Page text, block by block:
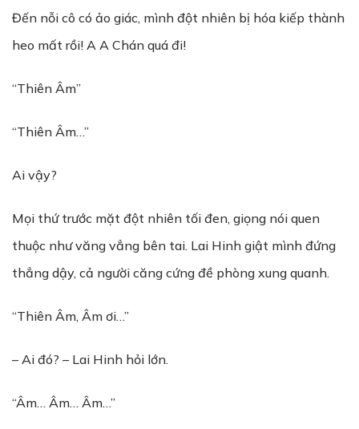
Đến nỗi cô có ảo giác, mình đột nhiên bị hóa kiếp thành
heo mất rồi! A A Chán quá đi!
“Thiên Âm”
“Thiên Âm…”
Ai vậy?
Mọi thứ trước mặt đột nhiên tối đen, giọng nói quen
thuộc như văng vẳng bên tai. Lai Hinh giật mình đứng
thẳng dậy, cả người căng cứng đề phòng xung quanh.
“Thiên Âm, Âm ơi…”
– Ai đó? – Lai Hinh hỏi lớn.
“Âm… Âm… Âm…”